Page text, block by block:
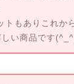
トもありこれか
しい商品です